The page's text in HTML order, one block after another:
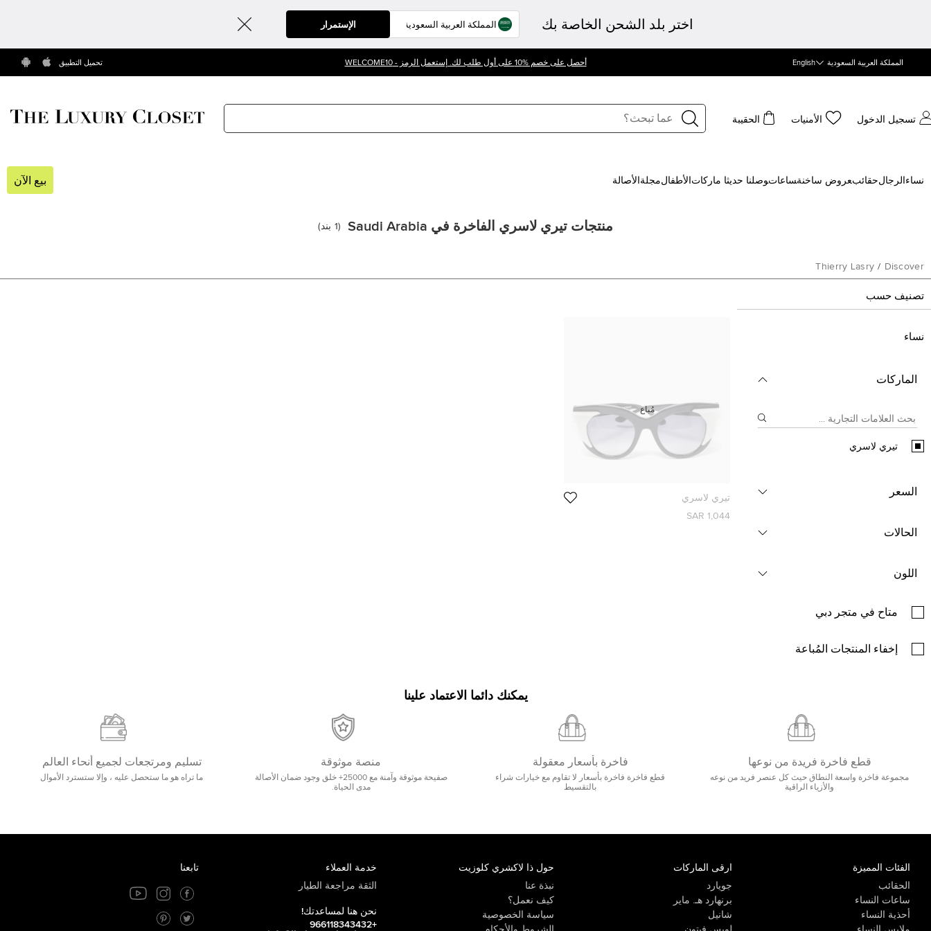
اختر بلد الشحن الخاصة بك الإستمرار
المملكة العربية السعودية English أحصل على خصم %10 على أول طلب لك. إستعمل الرمز - WELCOME10 تحميل التطبيق
تسجيل الدخول الأمنيات الحقيبة
نساء الرجالحقائب‍عروض ساخنة‍ساعات‍وصلنا حديثا ‍ ماركات الأطفالمجلة الأصالة بيع الآن
منتجات تيري لاسري الفاخرة في Saudi Arabia (
1 بند)
Discover
/
Thierry Lasry
تصنيف حسب
نساء
الماركات
تيري لاسري
السعر
الحالات
اللون
متاح في متجر دبي
إخفاء المنتجات المُباعة
تيري لاسري
1,044 SAR
مُباع
يمكنك دائما الاعتماد علينا
قطع فاخرة فريدة من نوعها
مجموعة فاخرة واسعة النطاق حيث كل عنصر فريد من نوعه
والأزياء الراقية
فاخرة بأسعار معقولة
قطع فاخرة فاخرة بأسعار لا تقاوم مع خيارات شراء
بالتقسيط
منصة موثوقة
صفيحة موثوقة وآمنة مع 25000+ خلق وجود ضمان الأصالة
مدى الحياة.
تسليم ومرتجعات لجميع أنحاء العالم
ما تراه هو ما ستحصل عليه ، وإلا ستسترد الأموال
الفئات المميزة
الحقائب
ساعات النساء
أحذية النساء
ارقى الماركات
جويارد
برنهارد هـ. ماير
شانيل
حول ذا لاكشري كلوزيت
نبذة عنا
كيف نعمل؟
سياسة الخصوصية
خدمة العملاء
الثقة مراجعة الطيار
نحن هنا لمساعدتك!
+966118343432
تابعنا